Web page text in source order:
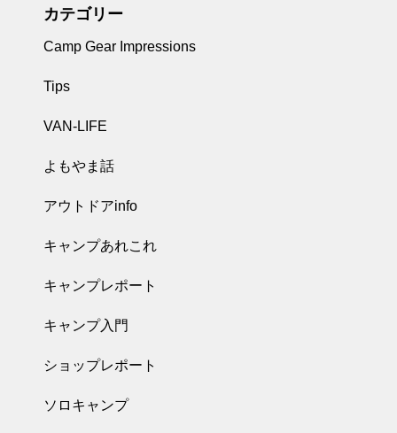
カテゴリー
Camp Gear Impressions
Tips
VAN-LIFE
よもやま話
アウトドアinfo
キャンプあれこれ
キャンプレポート
キャンプ入門
ショップレポート
ソロキャンプ